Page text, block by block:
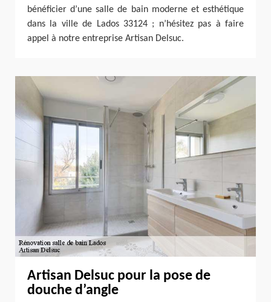
bénéficier d’une salle de bain moderne et esthétique
dans la ville de Lados 33124 ; n’hésitez pas à faire
appel à notre entreprise Artisan Delsuc.
Artisan Delsuc pour la pose de
douche d’angle